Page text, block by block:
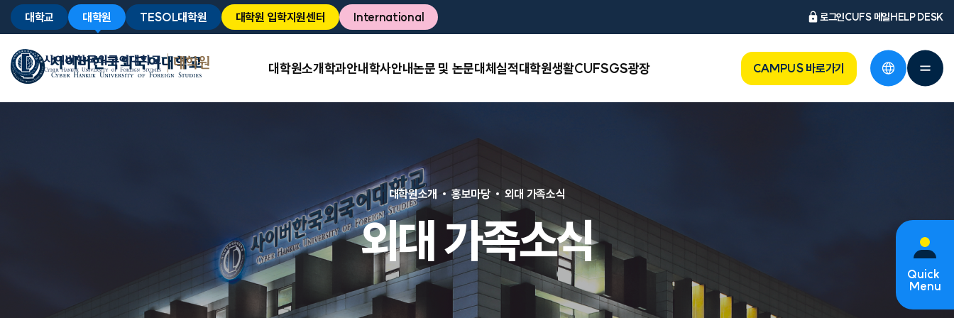
대학교 대학원 TESOL대학원 대학원 입학지원센터 International 로그인CUFS 메일HELP DESK
CAMPUS 바로가기
대학원소개학과안내학사안내논문 및 논문대체실적대학원생활CUFSGS광장
외대 가족소식
대학원소개 홍보마당 외대 가족소식
Quick
Menu